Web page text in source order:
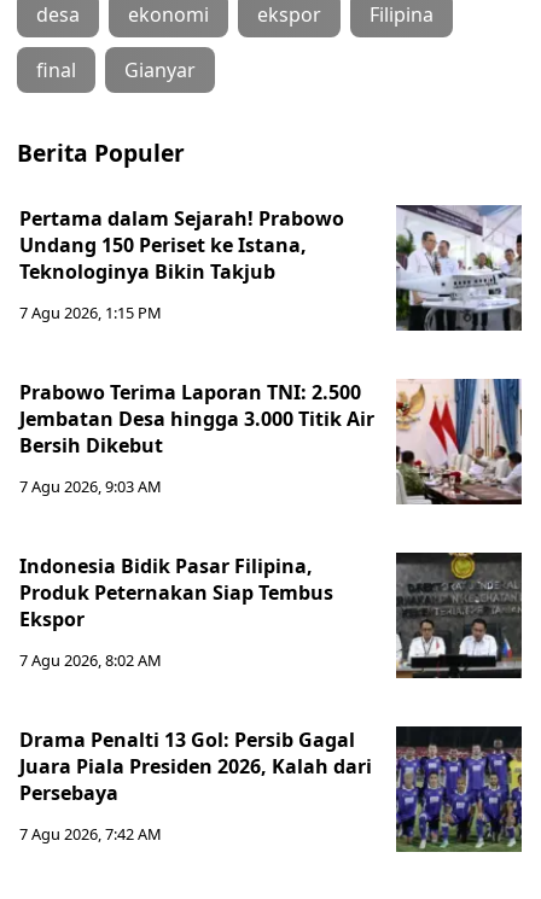
desa ekonomi ekspor Filipina
final Gianyar
Berita Populer
Pertama dalam Sejarah! Prabowo
Undang 150 Periset ke Istana,
Teknologinya Bikin Takjub
7 Agu 2026, 1:15 PM
Prabowo Terima Laporan TNI: 2.500
Jembatan Desa hingga 3.000 Titik Air
Bersih Dikebut
7 Agu 2026, 9:03 AM
Indonesia Bidik Pasar Filipina,
Produk Peternakan Siap Tembus
Ekspor
7 Agu 2026, 8:02 AM
Drama Penalti 13 Gol: Persib Gagal
Juara Piala Presiden 2026, Kalah dari
Persebaya
7 Agu 2026, 7:42 AM